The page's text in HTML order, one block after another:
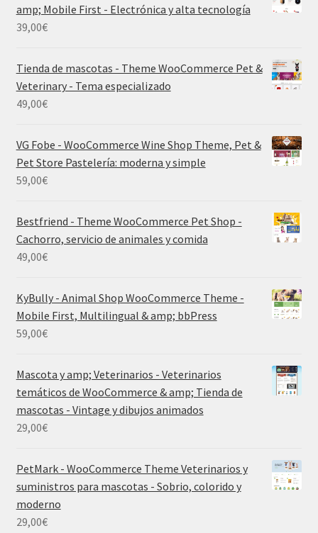
amp; Mobile First - Electrónica y alta tecnología
39,00€
Tienda de mascotas - Theme WooCommerce Pet &
Veterinary - Tema especializado
49,00€
VG Fobe - WooCommerce Wine Shop Theme, Pet &
Pet Store Pastelería: moderna y simple
59,00€
Bestfriend - Theme WooCommerce Pet Shop -
Cachorro, servicio de animales y comida
49,00€
KyBully - Animal Shop WooCommerce Theme -
Mobile First, Multilingual & amp; bbPress
59,00€
Mascota y amp; Veterinarios - Veterinarios
temáticos de WooCommerce & amp; Tienda de
mascotas - Vintage y dibujos animados
29,00€
PetMark - WooCommerce Theme Veterinarios y
suministros para mascotas - Sobrio, colorido y
moderno
29,00€